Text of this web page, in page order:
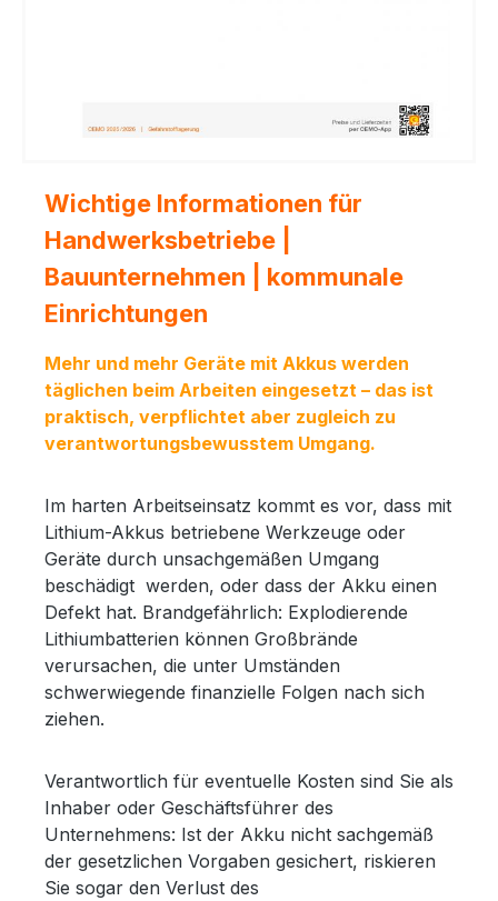
Wichtige Informationen für
Handwerksbetriebe |
Bauunternehmen | kommunale
Einrichtungen
Mehr und mehr Geräte mit Akkus werden
täglichen beim Arbeiten eingesetzt – das ist
praktisch, verpflichtet aber zugleich zu
verantwortungsbewusstem Umgang.
Im harten Arbeitseinsatz kommt es vor, dass mit
Lithium-Akkus betriebene Werkzeuge oder
Geräte durch unsachgemäßen Umgang
beschädigt werden, oder dass der Akku einen
Defekt hat. Brandgefährlich: Explodierende
Lithiumbatterien können Großbrände
verursachen, die unter Umständen
schwerwiegende finanzielle Folgen nach sich
ziehen.
Verantwortlich für eventuelle Kosten sind Sie als
Inhaber oder Geschäftsführer des
Unternehmens: Ist der Akku nicht sachgemäß
der gesetzlichen Vorgaben gesichert, riskieren
Sie sogar den Verlust des